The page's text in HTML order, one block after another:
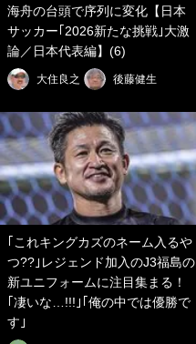
海舟の台頭で序列に変化【日本
サッカー｢2026新たな挑戦｣大激
論／日本代表編】(6)
大住良之 後藤健生
｢これキングカズのネーム入るや
つ??｣レジェンド加入のJ3福島の
新ユニフォームに注目集まる！
｢凄いな…!!!｣｢俺の中では優勝で
す｣